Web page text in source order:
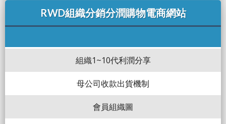
RWD組織分銷分潤購物電商網站
組織1~10代利潤分享
母公司收款出貨機制
會員組織圖